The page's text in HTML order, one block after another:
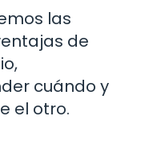
las
de
cuándo y
el otro.